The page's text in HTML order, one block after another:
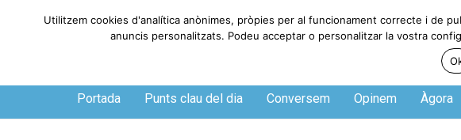
Dissabte, 8 de agosto de 2026
Portada Punts clau del dia Conversem Opinem Àgora
Utilitzem cookies d'analítica anònimes, pròpies per al funcionament correcte i de
anuncis personalitzats. Podeu acceptar o personalitzar la vostra